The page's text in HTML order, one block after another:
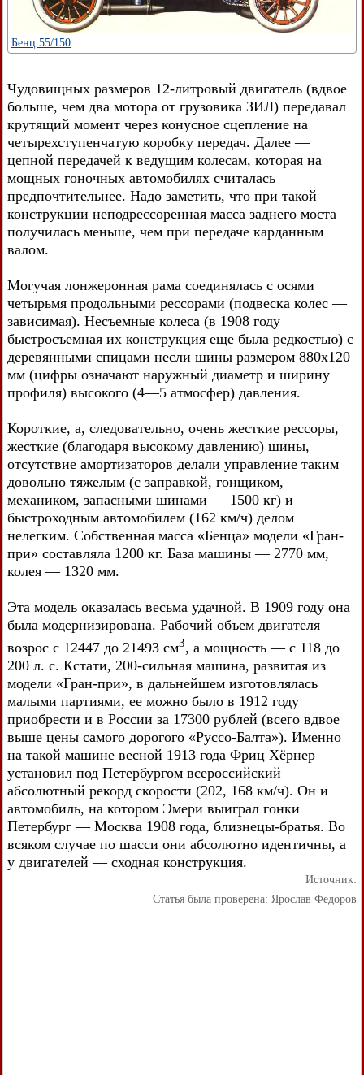
Бенц 55/150
Чудовищных размеров 12-литровый двигатель (вдвое
больше, чем два мотора от грузовика ЗИЛ) передавал
крутящий момент через конусное сцепление на
четырехступенчатую коробку передач. Далее —
цепной передачей к ведущим колесам, которая на
мощных гоночных автомобилях считалась
предпочтительнее. Надо заметить, что при такой
конструкции неподрессоренная масса заднего моста
получилась меньше, чем при передаче карданным
валом.
Могучая лонжеронная рама соединялась с осями
четырьмя продольными рессорами (подвеска колес —
зависимая). Несъемные колеса (в 1908 году
быстросъемная их конструкция еще была редкостью) с
деревянными спицами несли шины размером 880х120
мм (цифры означают наружный диаметр и ширину
профиля) высокого (4—5 атмосфер) давления.
Короткие, а, следовательно, очень жесткие рессоры,
жесткие (благодаря высокому давлению) шины,
отсутствие амортизаторов делали управление таким
довольно тяжелым (с заправкой, гонщиком,
механиком, запасными шинами — 1500 кг) и
быстроходным автомобилем (162 км/ч) делом
нелегким. Собственная масса «Бенца» модели «Гран-
при» составляла 1200 кг. База машины — 2770 мм,
колея — 1320 мм.
Эта модель оказалась весьма удачной. В 1909 году она
была модернизирована. Рабочий объем двигателя
возрос с 12447 до 21493 см3, а мощность — с 118 до
200 л. с. Кстати, 200-сильная машина, развитая из
модели «Гран-при», в дальнейшем изготовлялась
малыми партиями, ее можно было в 1912 году
приобрести и в России за 17300 рублей (всего вдвое
выше цены самого дорогого «Руссо-Балта»). Именно
на такой машине весной 1913 года Фриц Хёрнер
установил под Петербургом всероссийский
абсолютный рекорд скорости (202, 168 км/ч). Он и
автомобиль, на котором Эмери выиграл гонки
Петербург — Москва 1908 года, близнецы-братья. Во
всяком случае по шасси они абсолютно идентичны, а
у двигателей — сходная конструкция.
Источник:
Статья была проверена: Ярослав Федоров